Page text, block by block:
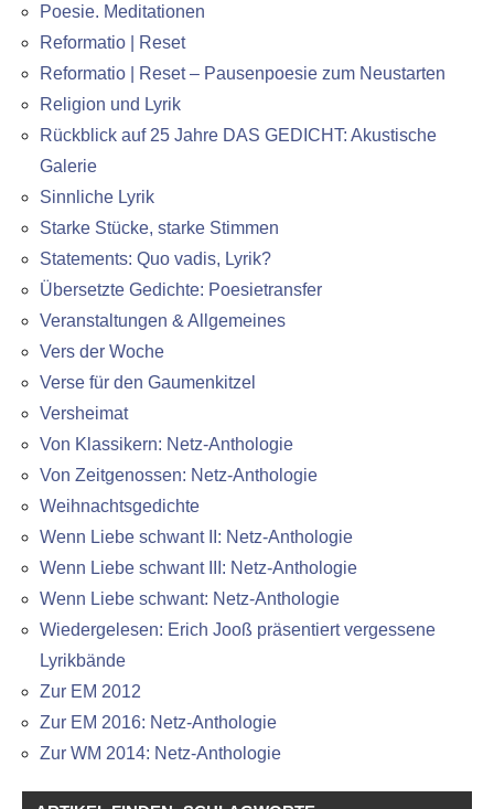
Poesie. Meditationen
Reformatio | Reset
Reformatio | Reset – Pausenpoesie zum Neustarten
Religion und Lyrik
Rückblick auf 25 Jahre DAS GEDICHT: Akustische
Galerie
Sinnliche Lyrik
Starke Stücke, starke Stimmen
Statements: Quo vadis, Lyrik?
Übersetzte Gedichte: Poesietransfer
Veranstaltungen & Allgemeines
Vers der Woche
Verse für den Gaumenkitzel
Versheimat
Von Klassikern: Netz-Anthologie
Von Zeitgenossen: Netz-Anthologie
Weihnachtsgedichte
Wenn Liebe schwant II: Netz-Anthologie
Wenn Liebe schwant III: Netz-Anthologie
Wenn Liebe schwant: Netz-Anthologie
Wiedergelesen: Erich Jooß präsentiert vergessene
Lyrikbände
Zur EM 2012
Zur EM 2016: Netz-Anthologie
Zur WM 2014: Netz-Anthologie